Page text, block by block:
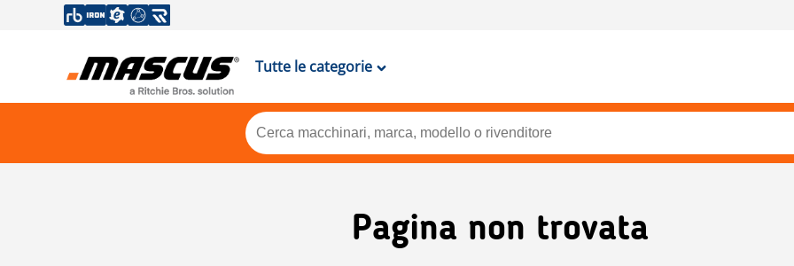
Tutte le categorie
Pagina non trovata